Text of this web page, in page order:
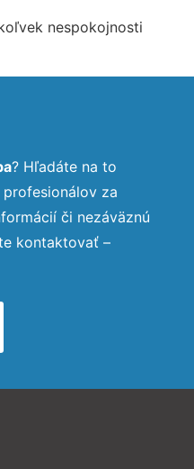
nespokojnosti
? Hľadáte na to
za
či nezáväznú
kontaktovať –